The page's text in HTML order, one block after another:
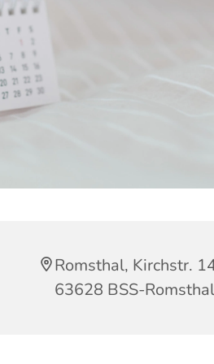
Romsthal, Kirchstr.
63628 BSS-Romsthal